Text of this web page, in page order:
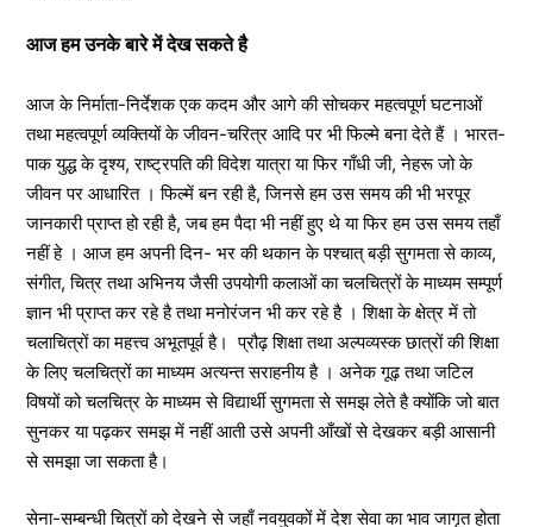
आज हम उनके बारे में देख सकते है
आज के निर्माता-निर्देशक एक कदम और आगे की सोचकर महत्वपूर्ण घटनाओं
तथा महत्वपूर्ण व्यक्तियों के जीवन-चरित्र आदि पर भी फिल्मे बना देते हैं । भारत-
पाक युद्ध के दृश्य, राष्ट्रपति की विदेश यात्रा या फिर गाँधी जी, नेहरू जो के
जीवन पर आधारित । फिल्में बन रही है, जिनसे हम उस समय की भी भरपूर
जानकारी प्राप्त हो रही है, जब हम पैदा भी नहीं हुए थे या फिर हम उस समय तहाँ
नहीं हे । आज हम अपनी दिन- भर की थकान के पश्चात् बड़ी सुगमता से काव्य,
संगीत, चित्र तथा अभिनय जैसी उपयोगी कलाओं का चलचित्रों के माध्यम सम्पूर्ण
ज्ञान भी प्राप्त कर रहे है तथा मनोरंजन भी कर रहे है । शिक्षा के क्षेत्र में तो
चलाचित्रों का महत्त्व अभूतपूर्व है। प्रौढ़ शिक्षा तथा अल्पव्यस्क छात्रों की शिक्षा
के लिए चलचित्रों का माध्यम अत्यन्त सराहनीय है । अनेक गूढ़ तथा जटिल
विषयों को चलचित्र के माध्यम से विद्यार्थी सुगमता से समझ लेते है क्योंकि जो बात
सुनकर या पढ़कर समझ में नहीं आती उसे अपनी आँखों से देखकर बड़ी आसानी
से समझा जा सकता है।
सेना-सम्बन्धी चित्रों को देखने से जहाँ नवयुवकों में देश सेवा का भाव जागृत होता